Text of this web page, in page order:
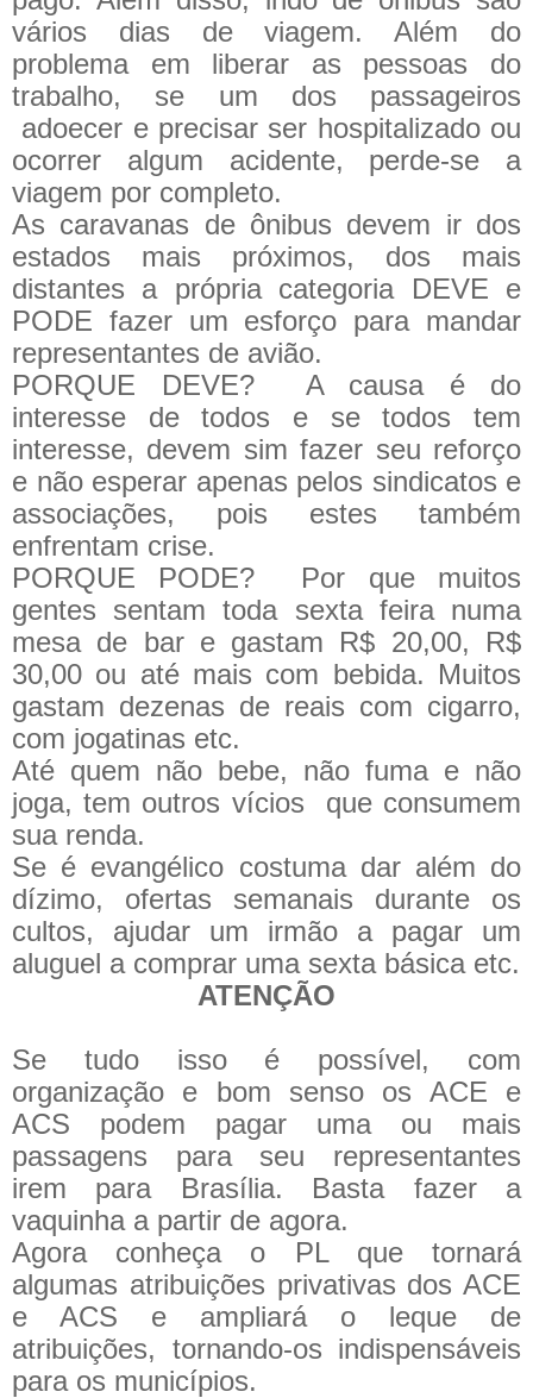
vários dias de viagem. Além do
problema em liberar as pessoas do
trabalho, se um dos passageiros
adoecer e precisar ser hospitalizado ou
ocorrer algum acidente, perde-se a
viagem por completo.
As caravanas de ônibus devem ir dos
estados mais próximos, dos mais
distantes a própria categoria DEVE e
PODE fazer um esforço para mandar
representantes de avião.
PORQUE DEVE?A causa é do
interesse de todos e se todos tem
interesse, devem sim fazer seu reforço
e não esperar apenas pelos sindicatos e
associações, pois estes também
enfrentam crise.
PORQUE PODE? Por que muitos
gentes sentam toda sexta feira numa
mesa de bar e gastam R$ 20,00, R$
30,00 ou até mais com bebida. Muitos
gastam dezenas de reais com cigarro,
com jogatinas etc.
Até quem não bebe, não fuma e não
joga, tem outros vícios que consumem
sua renda.
Se é evangélico costuma dar além do
dízimo, ofertas semanais durante os
cultos, ajudar um irmão a pagar um
aluguel a comprar uma sexta básica etc.
ATENÇÃO
Se tudo isso é possível, com
organização e bom senso os ACE e
ACS podem pagar uma ou mais
passagens para seu representantes
irem para Brasília. Basta fazer a
vaquinha a partir de agora.
Agora conheça o PL que tornará
algumas atribuições privativas dos ACE
e ACS e ampliará o leque de
atribuições, tornando-os indispensáveis
para os municípios.